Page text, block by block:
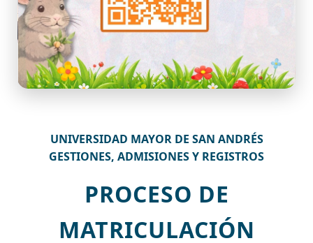
UNIVERSIDAD MAYOR DE SAN ANDRÉS
GESTIONES, ADMISIONES Y REGISTROS
PROCESO DE
MATRICULACIÓN